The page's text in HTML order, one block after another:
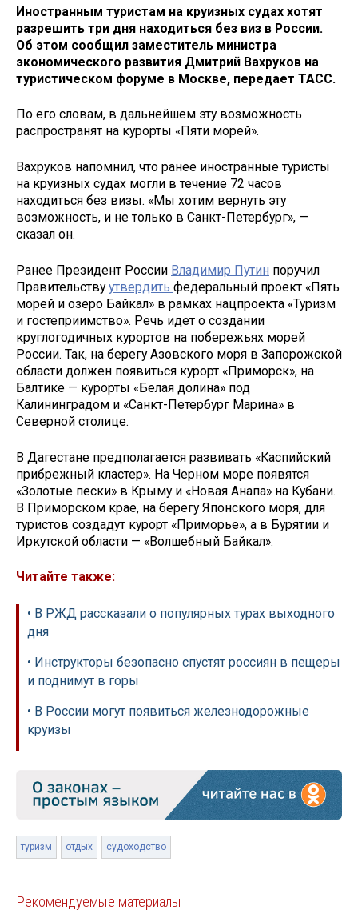
Иностранным туристам на круизных судах хотят
разрешить три дня находиться без виз в России.
Об этом сообщил заместитель министра
экономического развития Дмитрий Вахруков на
туристическом форуме в Москве, передает ТАСС.
По его словам, в дальнейшем эту возможность
распространят на курорты «Пяти морей».
Вахруков напомнил, что ранее иностранные туристы
на круизных судах могли в течение 72 часов
находиться без визы. «Мы хотим вернуть эту
возможность, и не только в Санкт-Петербург», —
сказал он.
Ранее Президент России Владимир Путин поручил
Правительствуутвердить федеральный проект «Пять
морей и озеро Байкал» в рамках нацпроекта «Туризм
и гостеприимство». Речь идет о создании
круглогодичных курортов на побережьях морей
России. Так, на берегу Азовского моря в Запорожской
области должен появиться курорт «Приморск», на
Балтике — курорты «Белая долина» под
Калининградом и «Санкт-Петербург Марина» в
Северной столице.
В Дагестане предполагается развивать «Каспийский
прибрежный кластер». На Черном море появятся
«Золотые пески» в Крыму и «Новая Анапа» на Кубани.
В Приморском крае, на берегу Японского моря, для
туристов создадут курорт «Приморье», а в Бурятии и
Иркутской области — «Волшебный Байкал».
Читайте также:
• В РЖД рассказали о популярных турах выходного
дня
• Инструкторы безопасно спустят россиян в пещеры
и поднимут в горы
• В России могут появиться железнодорожные
круизы
туризм отдых судоходство
Рекомендуемые материалы